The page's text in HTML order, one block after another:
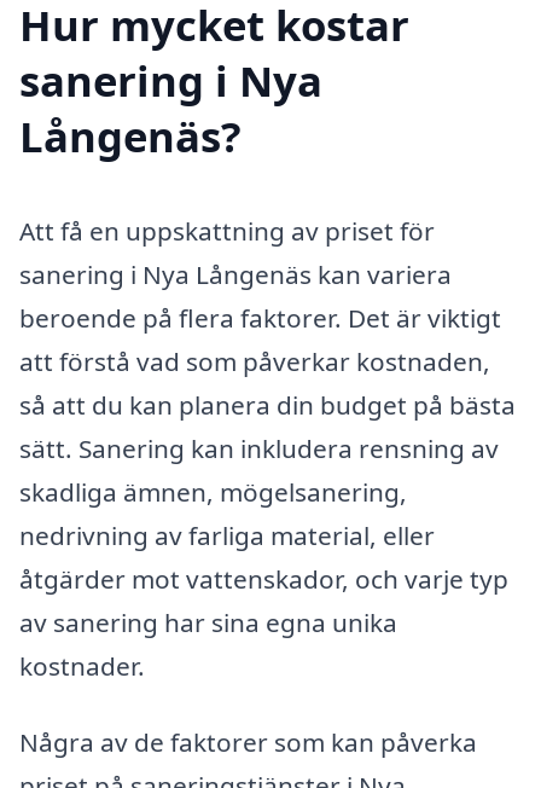
Hur mycket kostar
sanering i Nya
Långenäs?
Att få en uppskattning av priset för
sanering i Nya Långenäs kan variera
beroende på flera faktorer. Det är viktigt
att förstå vad som påverkar kostnaden,
så att du kan planera din budget på bästa
sätt. Sanering kan inkludera rensning av
skadliga ämnen, mögelsanering,
nedrivning av farliga material, eller
åtgärder mot vattenskador, och varje typ
av sanering har sina egna unika
kostnader.
Några av de faktorer som kan påverka